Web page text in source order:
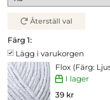
Återställ val
Färg 1:
Lägg i varukorgen
Flox (Färg:
I lager
39 kr